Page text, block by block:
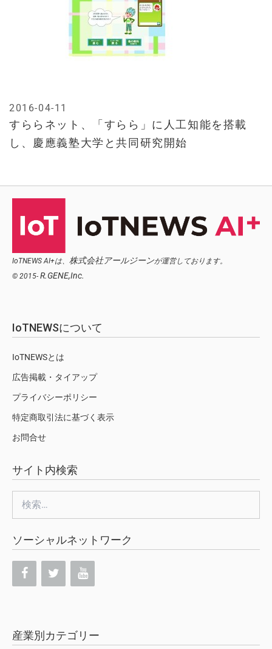
すららネット、「すらら」に人工知能を搭載
し、慶應義塾大学と共同研究開始
2016-04-11
IoTNEWS AI+は、 株式会社アールジーンが運営しております。
© 2015- R.GENE,Inc.
IoTNEWSについて
IoTNEWSとは
広告掲載・タイアップ
プライバシーポリシー
特定商取引法に基づく表示
お問合せ
サイト内検索
索:
ソーシャルネットワーク
産業別カテゴリー